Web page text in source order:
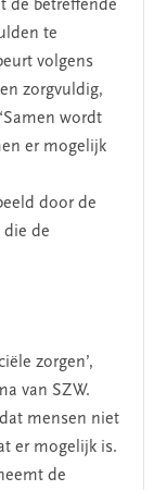
de betreffende
te
volgens
zorgvuldig,
wordt
er mogelijk
door de
die de
zorgen’,
van SZW.
mensen niet
er mogelijk is.
de